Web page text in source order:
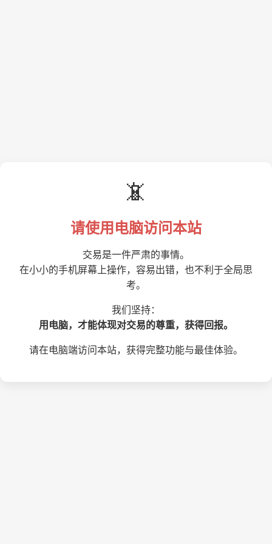
📵
请使用电脑访问本站
交易是一件严肃的事情。
在小小的手机屏幕上操作，容易出错，也不利于全局思
考。
我们坚持：
用电脑，才能体现对交易的尊重，获得回报。
请在电脑端访问本站，获得完整功能与最佳体验。